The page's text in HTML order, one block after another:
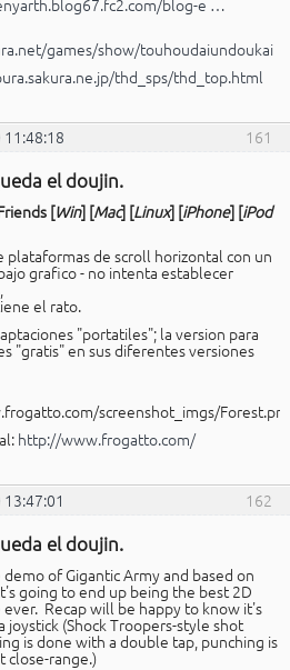
blog-e …
games/show/touhoudaiundoukai
thd_sps/thd_top.html
161
el doujin.
[Win] [Mac] [Linux] [iPhone] [iPod
plataformas de scroll horizontal con un
grafico - no intenta establecer
el rato.
"portatiles"; la version para
"gratis" en sus diferentes versiones
http://www.frogatto.com/
162
el doujin.
of Gigantic Army and based on
going to end up being the best 2D
ever. Recap will be happy to know it's
joystick (Shock Troopers-style shot
is done with a double tap, punching is
close-range.)